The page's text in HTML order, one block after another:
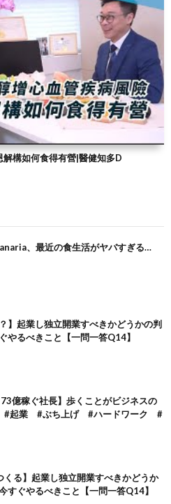
構如何食得有營|醫健知多D
、最近の食生活がヤバすぎる…
】起業し独立開業すべきかどうかの判
やるべきこと【一問一答Q14】
73億稼ぐ社長】歩くことがビジネスの
起業 #ぶち上げ #ハードワーク #
くる】起業し独立開業すべきかどうか
すぐやるべきこと【一問一答Q14】